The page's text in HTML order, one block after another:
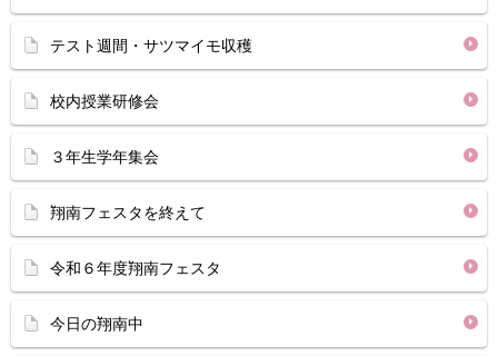
テスト週間・サツマイモ収穫
校内授業研修会
３年生学年集会
翔南フェスタを終えて
令和６年度翔南フェスタ
今日の翔南中